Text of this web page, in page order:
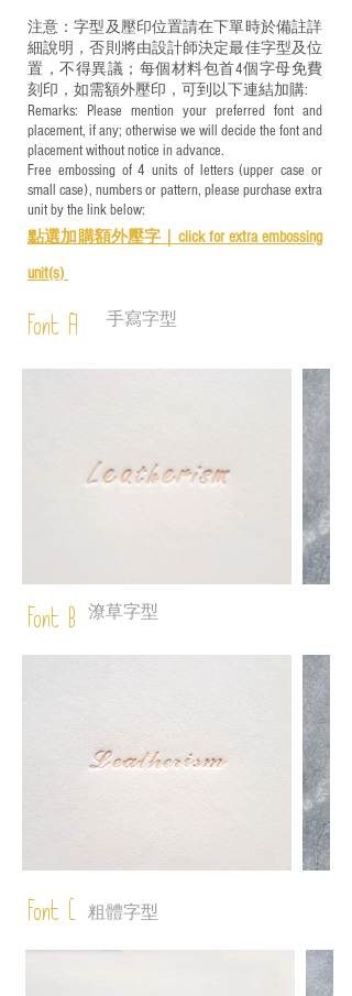
注意：字型及壓印位置請在下單時於備註詳
細說明，否則將由設計師決定最佳字型及位
置，不得異議；每個材料包首4個字母免費
刻印，如需額外壓印，可到以下連結加購:
Remarks: Please mention your preferred font and
placement, if any; otherwise we will decide the font and
placement without notice in advance.
Free embossing of 4 units of letters (upper case or
small case), numbers or pattern, please purchase extra
unit by the link below:
點選加購額外壓字｜ click for extra embossing
unit(s)
Font A 手寫字型
Font B 潦草字型
Font C 粗體字型